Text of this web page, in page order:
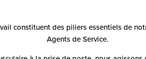
constituent des piliers essentiels de
Agents de Service.